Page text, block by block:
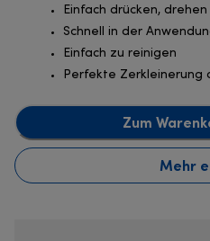
Einfach drücken,
Schnell in der
Einfach zu reinigen
Perfekte Zerkleinerung
Zum
Mehr